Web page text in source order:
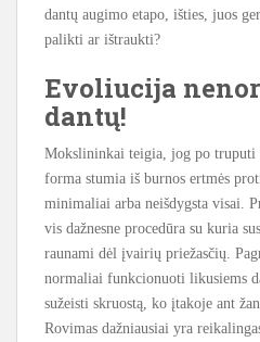
dantų augimo etapo, išties, juos
palikti ar ištraukti?
Evoliucija
dantų!
Mokslininkai teigia, jog po truputi
forma stumia iš burnos ertmės
minimaliai arba neišdygsta visai.
vis dažnesne procedūra su kuria
raunami dėl įvairių priežasčių.
normaliai funkcionuoti likusiems
sužeisti skruostą, ko įtakoje ant
Rovimas dažniausiai yra